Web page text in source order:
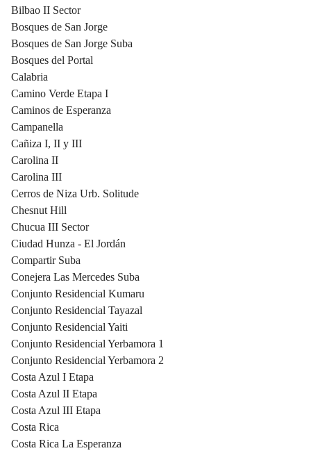
Bilbao II Sector
Bosques de San Jorge
Bosques de San Jorge Suba
Bosques del Portal
Calabria
Camino Verde Etapa I
Caminos de Esperanza
Campanella
Cañiza I, II y III
Carolina II
Carolina III
Cerros de Niza Urb. Solitude
Chesnut Hill
Chucua III Sector
Ciudad Hunza - El Jordán
Compartir Suba
Conejera Las Mercedes Suba
Conjunto Residencial Kumaru
Conjunto Residencial Tayazal
Conjunto Residencial Yaiti
Conjunto Residencial Yerbamora 1
Conjunto Residencial Yerbamora 2
Costa Azul I Etapa
Costa Azul II Etapa
Costa Azul III Etapa
Costa Rica
Costa Rica La Esperanza